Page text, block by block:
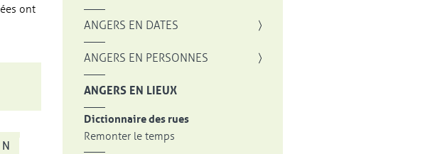
ont
N
ANGERS EN DATES
ANGERS EN PERSONNES
ANGERS EN LIEUX
Dictionnaire des rues
Remonter le temps